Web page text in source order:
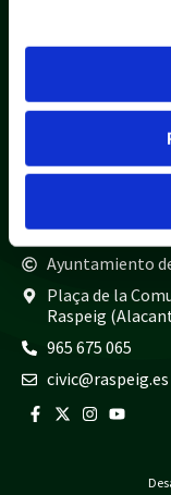
Política de cookies
Guardia civil
Ayuntamiento
Plaça de la
Raspeig
965 675 065
civic@raspeig.es